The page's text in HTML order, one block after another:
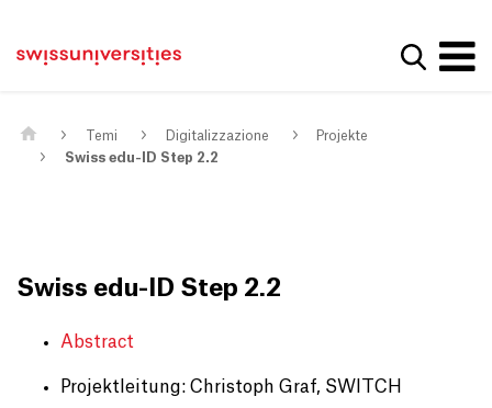
Navigazione principale
Contenuto
Meta Navigation
Mostra
Temi Digitalizzazione
Projekte
Swiss edu-ID Step 2.2
Swiss edu-ID Step 2.2
Abstract
Projektleitung: Christoph Graf, SWITCH